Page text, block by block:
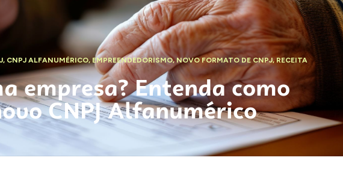
, CNPJ ALFANUMÉRICO, EMPREENDEDORISMO,NOVO FORMATO DE CNPJ,RECEITA
empresa? Entenda como
CNPJ Alfanumérico